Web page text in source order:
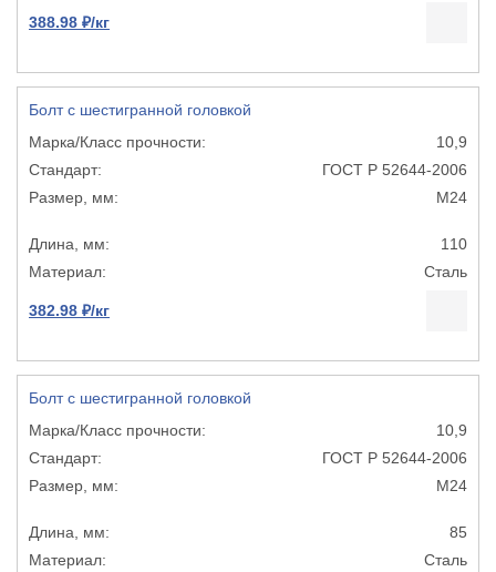
388.98 ₽/кг
Болт с шестигранной головкой
10,9
ГОСТ Р 52644-2006
М24
110
Сталь
382.98 ₽/кг
Болт с шестигранной головкой
10,9
ГОСТ Р 52644-2006
М24
85
Сталь